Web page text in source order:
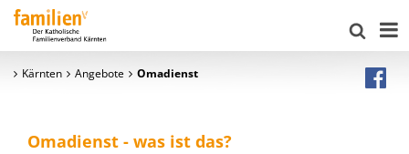
Kärnten Angebote Omadienst
Omadienst - was ist das?